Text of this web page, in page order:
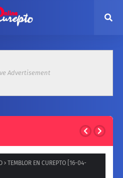
Advertisement
TEMBLOR EN CUREPTO [16-04-